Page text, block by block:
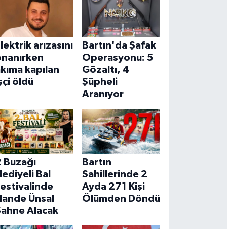
arızasını
kapılan
öldü
Bartın'da Şafak
Operasyonu: 5
Gözaltı, 4
Şüpheli
Aranıyor
Buzağı
Bal
Ünsal
Alacak
Bartın
Sahillerinde 2
Ayda 271 Kişi
Ölümden Döndü